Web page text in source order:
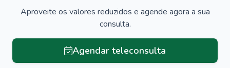
Aproveite os valores reduzidos e agende agora a sua
consulta.
Agendar teleconsulta